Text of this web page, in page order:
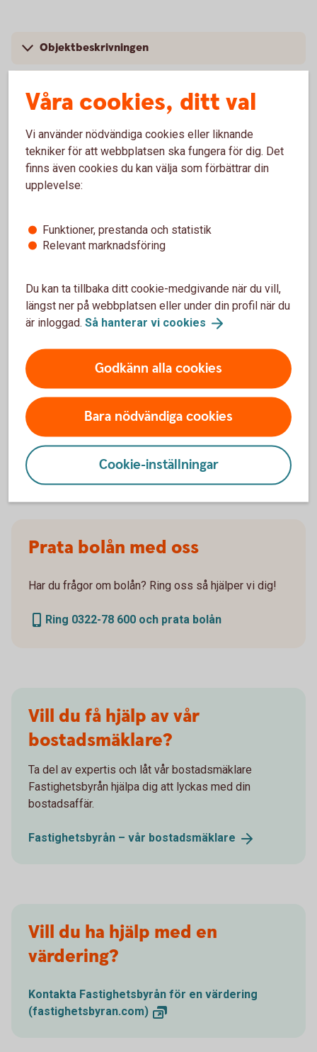
Objektbeskrivningen
Dolda fel
Att hålla koll på när du köper
bostadsrätt
Bostadsföreningens ekonomi
För att se detta innehåll behöver du först
och statistik.
Inställningar för cookies
Prata bolån med oss
Har du frågor om bolån? Ring oss så hjälper vi dig!
Ring 0322-78 600 och prata bolån
Vill du få hjälp av vår
bostadsmäklare?
Ta del av expertis och låt vår bostadsmäklare
Fastighetsbyrån hjälpa dig att lyckas med din
bostadsaffär.
Fastighetsbyrån – vår bostadsmäklare
Vill du ha hjälp med en
värdering?
Kontakta Fastighetsbyrån för en värdering
(fastighetsbyran.com)
Våra cookies, ditt val
Vi använder nödvändiga cookies eller liknande
tekniker för att webbplatsen ska fungera för dig. Det
finns även cookies du kan välja som förbättrar din
upplevelse:
Funktioner, prestanda och statistik
Relevant marknadsföring
Du kan ta tillbaka ditt cookie-medgivande när du vill,
längst ner på webbplatsen eller under din profil när du
är inloggad. Så hanterar vi cookies
Godkänn alla cookies
Bara nödvändiga cookies
Cookie-inställningar